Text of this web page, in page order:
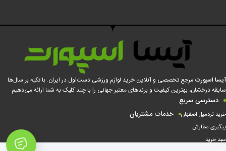
آیسا اسپورت مرجع تخصصی و آنلاین خرید لوازم ورزشی دست‌اول در ایران. با تکیه بر سال‌ها
سابقه درخشان، بهترین کیفیت و برندهای معتبر جهانی را با چند کلیک به شما ارائه می‌دهیم
دسترسی سریع
خرید تردمیل اصفهان
پیگیری سفارش
سبد خرید
خدمات مشتریان